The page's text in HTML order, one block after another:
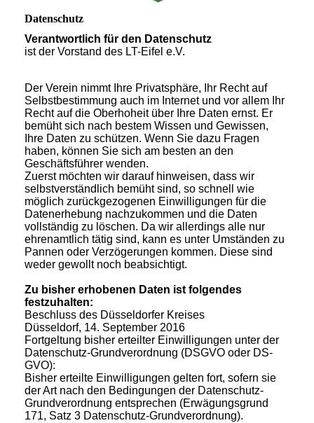
Datenschutz
Verantwortlich für den Datenschutz
ist der Vorstand des LT-Eifel e.V.
Der Verein nimmt Ihre Privatsphäre, Ihr Recht auf
Selbstbestimmung auch im Internet und vor allem Ihr
Recht auf die Oberhoheit über Ihre Daten ernst. Er
bemüht sich nach bestem Wissen und Gewissen,
Ihre Daten zu schützen. Wenn Sie dazu Fragen
haben, können Sie sich am besten an den
Geschäftsführer wenden.
Zuerst möchten wir darauf hinweisen, dass wir
selbstverständlich bemüht sind, so schnell wie
möglich zurückgezogenen Einwilligungen für die
Datenerhebung nachzukommen und die Daten
vollständig zu löschen. Da wir allerdings alle nur
ehrenamtlich tätig sind, kann es unter Umständen zu
Pannen oder Verzögerungen kommen. Diese sind
weder gewollt noch beabsichtigt.
Zu bisher erhobenen Daten ist folgendes
festzuhalten:
Beschluss des Düsseldorfer Kreises
Düsseldorf, 14. September 2016
Fortgeltung bisher erteilter Einwilligungen unter der
Datenschutz-Grundverordnung (DSGVO oder DS-
GVO):
Bisher erteilte Einwilligungen gelten fort, sofern sie
der Art nach den Bedingungen der Datenschutz-
Grundverordnung entsprechen (Erwägungsgrund
171, Satz 3 Datenschutz-Grundverordnung).